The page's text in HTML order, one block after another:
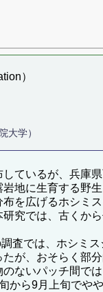
）
大学）
ているが、兵庫
地に生育する野
を広げるホシミ
究では、古くか
査では、ホシミ
が、おそらく部
ないパッチ間で
から9月上旬でや